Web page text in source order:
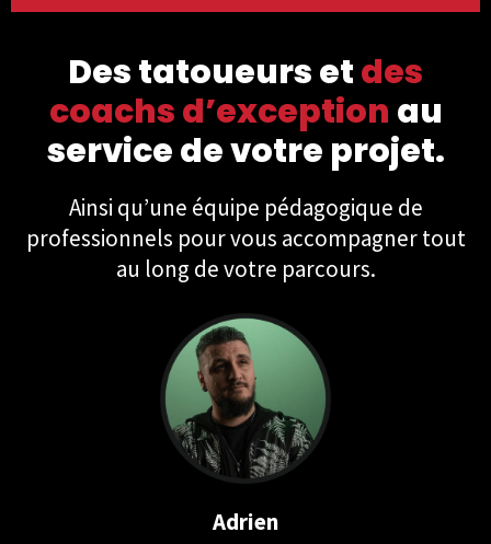
Des tatoueurs etdes
coachs d’exception au
service de votre projet.
Ainsi qu’une équipe pédagogique de
professionnels pour vous accompagner tout
au long de votre parcours.
Adrien